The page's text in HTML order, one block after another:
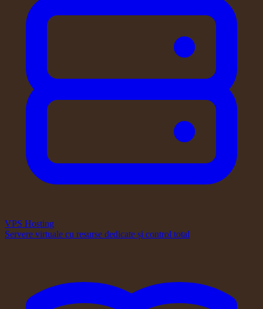
VPS Hosting
Servere virtuale cu resurse dedicate și control total